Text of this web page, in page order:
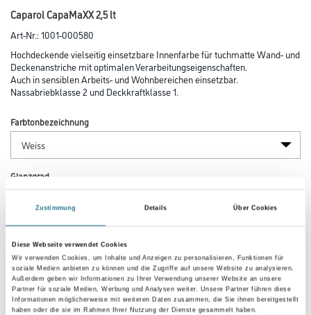
Zustimmung Details Über Cookies
Diese Webseite verwendet Cookies
Wir verwenden Cookies, um Inhalte und Anzeigen zu personalisieren, Funktionen für
soziale Medien anbieten zu können und die Zugriffe auf unsere Website zu analysieren.
Außerdem geben wir Informationen zu Ihrer Verwendung unserer Website an unsere
Partner für soziale Medien, Werbung und Analysen weiter. Unsere Partner führen diese
Informationen möglicherweise mit weiteren Daten zusammen, die Sie ihnen bereitgestellt
haben oder die sie im Rahmen Ihrer Nutzung der Dienste gesammelt haben.
Caparol CapaMaXX 2,5 lt
Art-Nr.:1001-000580
Hochdeckende vielseitig einsetzbare Innenfarbe für tuchmatte Wand- und
Deckenanstriche mit optimalen Verarbeitungseigenschaften.
Auch in sensiblen Arbeits- und Wohnbereichen einsetzbar.
Nassabriebklasse 2 und Deckkraftklasse 1.
Farbtonbezeichnung
Glanzgrad
Gebinde